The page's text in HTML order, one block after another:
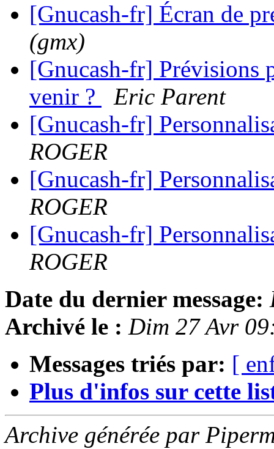
[Gnucash-fr] Écran de
(gmx)
[Gnucash-fr] Prévisions
venir ?
Eric Parent
[Gnucash-fr]
ROGER
[Gnucash-fr]
ROGER
[Gnucash-fr]
ROGER
Date du dernier message:
Archivé le : Dim 27 Avr
Messages triés par: [
Plus d'infos sur cette
Archive générée par